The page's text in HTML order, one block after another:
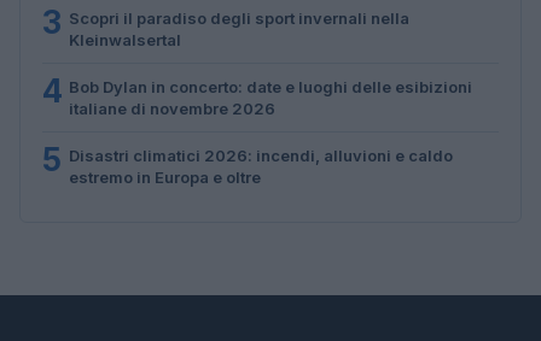
3 Scopri il paradiso degli sport invernali nella
Kleinwalsertal
4 Bob Dylan in concerto: date e luoghi delle esibizioni
italiane di novembre 2026
5 Disastri climatici 2026: incendi, alluvioni e caldo
estremo in Europa e oltre